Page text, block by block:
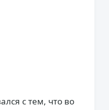
с тем, что во